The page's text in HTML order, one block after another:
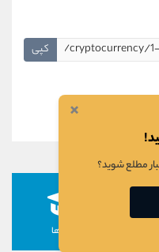
کپی
دوره ها
×
مطلع شوید؟